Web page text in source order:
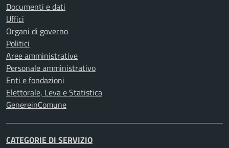
Documenti e dati
Uffici
Organi di governo
Politici
Aree amministrative
Personale amministrativo
Enti e fondazioni
Elettorale, Leva e Statistica
GenereinComune
CATEGORIE DI SERVIZIO